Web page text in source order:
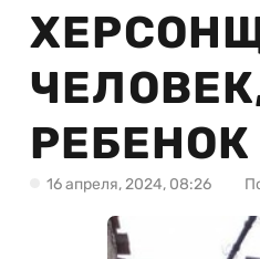
РЕБЕНОК
16 апреля, 2024, 08:26